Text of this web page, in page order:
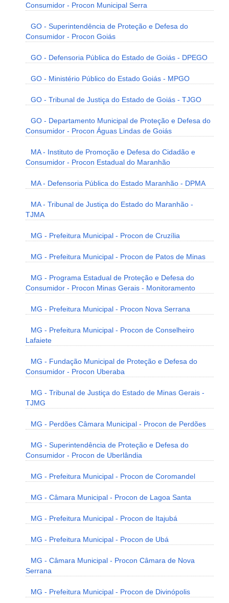
Consumidor - Procon Municipal Serra
GO - Superintendência de Proteção e Defesa do
Consumidor - Procon Goiás
GO - Defensoria Pública do Estado de Goiás - DPEGO
GO - Ministério Público do Estado Goiás - MPGO
GO - Tribunal de Justiça do Estado de Goiás - TJGO
GO - Departamento Municipal de Proteção e Defesa do
Consumidor - Procon Águas Lindas de Goiás
MA - Instituto de Promoção e Defesa do Cidadão e
Consumidor - Procon Estadual do Maranhão
MA - Defensoria Pública do Estado Maranhão - DPMA
MA - Tribunal de Justiça do Estado do Maranhão -
TJMA
MG - Prefeitura Municipal - Procon de Cruzília
MG - Prefeitura Municipal - Procon de Patos de Minas
MG - Programa Estadual de Proteção e Defesa do
Consumidor - Procon Minas Gerais - Monitoramento
MG - Prefeitura Municipal - Procon Nova Serrana
MG - Prefeitura Municipal - Procon de Conselheiro
Lafaiete
MG - Fundação Municipal de Proteção e Defesa do
Consumidor - Procon Uberaba
MG - Tribunal de Justiça do Estado de Minas Gerais -
TJMG
MG - Perdões Câmara Municipal - Procon de Perdões
MG - Superintendência de Proteção e Defesa do
Consumidor - Procon de Uberlândia
MG - Prefeitura Municipal - Procon de Coromandel
MG - Câmara Municipal - Procon de Lagoa Santa
MG - Prefeitura Municipal - Procon de Itajubá
MG - Prefeitura Municipal - Procon de Ubá
MG - Câmara Municipal - Procon Câmara de Nova
Serrana
MG - Prefeitura Municipal - Procon de Divinópolis